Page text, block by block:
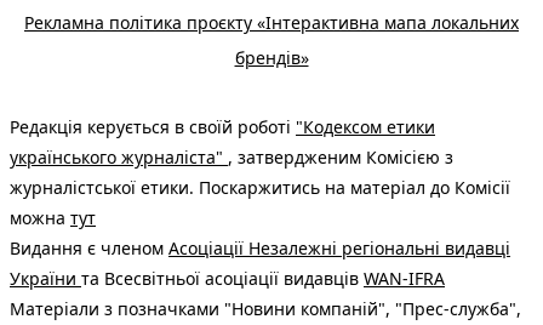
Рекламна політика проєкту «Інтерактивна мапа локальних
брендів»
Редакція керується в своїй роботі "Кодексом етики
українського журналіста" , затвердженим Комісією з
журналістської етики. Поскаржитись на матеріал до Комісії
можна тут
Видання є членом Асоціації Незалежні регіональні видавці
України та Всесвітньої асоціації видавців WAN-IFRA
Матеріали з позначками "Новини компаній", "Прес-служба",